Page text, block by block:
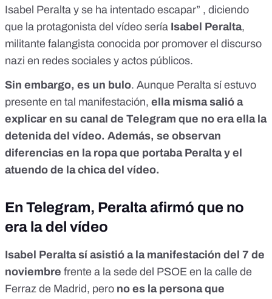
Isabel Peralta y se ha intentado escapar” , diciendo
que la protagonista del vídeo sería Isabel Peralta,
militante falangista conocida por promover el discurso
nazi en redes sociales y actos públicos.
Sin embargo, es un bulo. Aunque Peralta sí estuvo
presente en tal manifestación, ella misma salió a
explicar en su canal de Telegram que no era ella la
detenida del vídeo. Además, se observan
diferencias en la ropa que portaba Peralta y el
atuendo de la chica del vídeo.
En Telegram, Peralta afirmó que no
era la del vídeo
Isabel Peralta sí asistió a la manifestación del 7 de
noviembre frente a la sede del PSOE en la calle de
Ferraz de Madrid, pero no es la persona que